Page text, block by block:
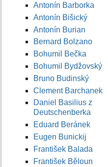
Antonín Barborka
Antonín Bišický
Antonín Burian
Bernard Bolzano
Bohumil Bečka
Bohumil Bydžovský
Bruno Budinský
Clement Barchanek
Daniel Basilius z
Deutschenberka
Eduard Beránek
Eugen Bunickij
František Balada
František Běloun